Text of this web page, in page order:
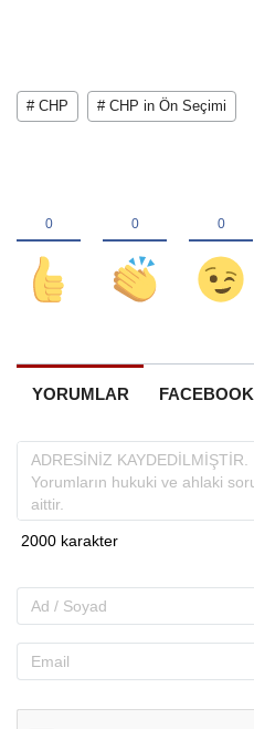
# CHP # CHP in Ön Seçimi
YORUMLAR FACEBOOK